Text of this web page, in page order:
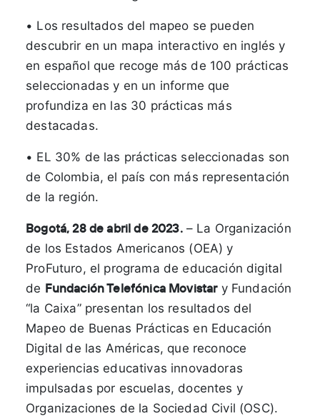
• Los resultados del mapeo se pueden
descubrir en un mapa interactivo en inglés y
en español que recoge más de 100 prácticas
seleccionadas y en un informe que
profundiza en las 30 prácticas más
destacadas.
• EL 30% de las prácticas seleccionadas son
de Colombia, el país con más representación
de la región.
Bogotá, 28 de abril de 2023.– La Organización
de los Estados Americanos (OEA) y
ProFuturo, el programa de educación digital
de Fundación Telefónica Movistary Fundación
“la Caixa” presentan los resultados del
Mapeo de Buenas Prácticas en Educación
Digital de las Américas, que reconoce
experiencias educativas innovadoras
impulsadas por escuelas, docentes y
Organizaciones de la Sociedad Civil (OSC).